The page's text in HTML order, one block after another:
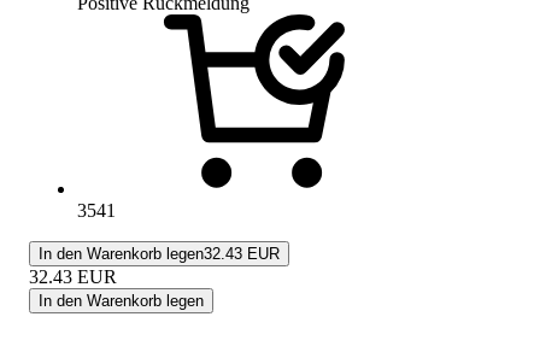
3541
In den Warenkorb legen32.43 EUR
32.43 EUR
In den Warenkorb legen